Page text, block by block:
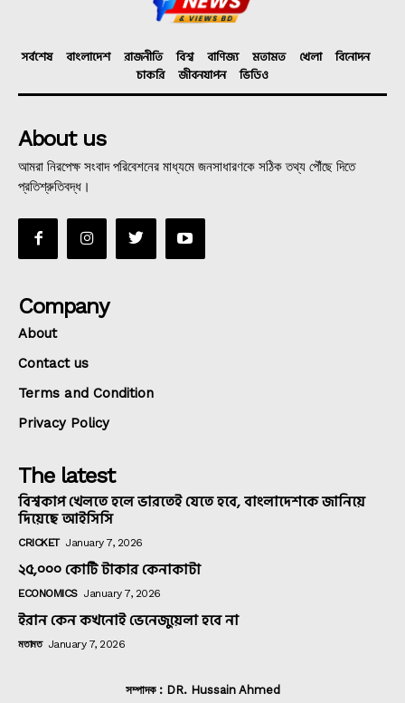
সর্বশেষ বাংলাদেশ রাজনীতি বিশ্ব বাণিজ্য মতামত খেলা
বিনোদন
চাকরি
জীবনযাপন ভিডিও
About us
আমরা নিরপেক্ষ সংবাদ পরিবেশনের মাধ্যমে জনসাধারণকে সঠিক তথ্য পৌঁছে দিতে
প্রতিশ্রুতিবদ্ধ।
Company
About
Contact us
Terms and Condition
Privacy Policy
The latest
বিশ্বকাপ খেলতে হলে ভারতেই যেতে হবে, বাংলাদেশকে জানিয়ে
দিয়েছে আইসিসি
CRICKET January 7, 2026
২৫,০০০ কোটি টাকার কেনাকাটা
ECONOMICS January 7, 2026
ইরান কেন কখনোই ভেনেজুয়েলা হবে না
মতামত January 7, 2026
সম্পাদক : DR. Hussain Ahmed